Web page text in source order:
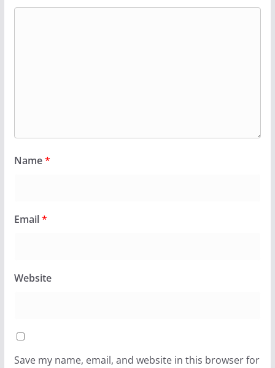
Name*
Email*
Website
Save my name, email, and website in this browser for